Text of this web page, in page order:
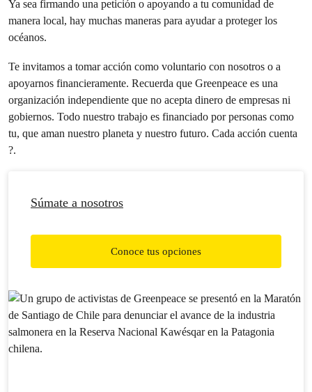
Ya sea firmando una petición o apoyando a tu comunidad de
manera local, hay muchas maneras para ayudar a proteger los
océanos.
Te invitamos a tomar acción como voluntario con nosotros o a
apoyarnos financieramente. Recuerda que Greenpeace es una
organización independiente que no acepta dinero de empresas ni
gobiernos. Todo nuestro trabajo es financiado por personas como
tu, que aman nuestro planeta y nuestro futuro. Cada acción cuenta
?.
Súmate a nosotros
Conoce tus opciones